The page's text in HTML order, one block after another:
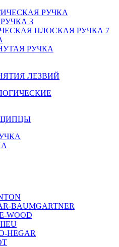
РУЧКА
3
ПЛОСКАЯ РУЧКА 7
РУЧКА
ЛЕЗВИЙ
ЩИПЦЫ
BAUMGARTNER
WOOD
HEGAR